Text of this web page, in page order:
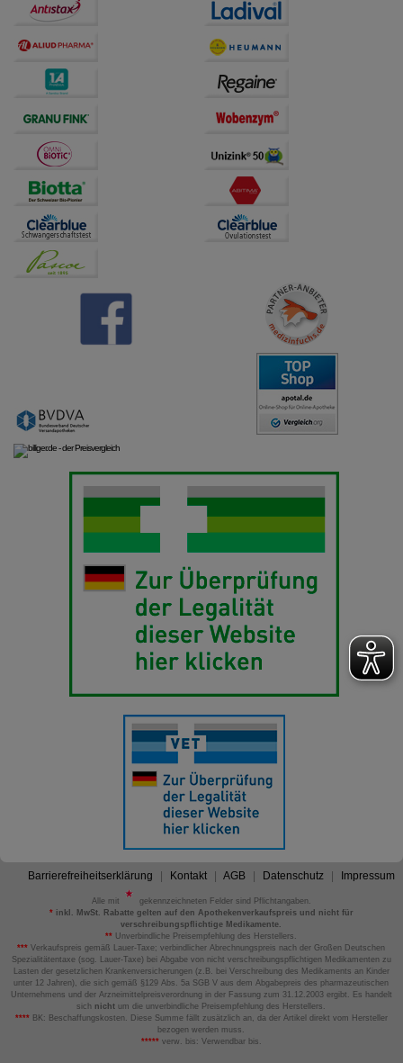
Barrierefreiheitserklärung Kontakt AGB Datenschutz Impressum
Alle mit
gekennzeichneten Felder sind Pflichtangaben.
*inkl. MwSt. Rabatte gelten auf den Apothekenverkaufspreis und nicht für
verschreibungspflichtige Medikamente.
** Unverbindliche Preisempfehlung des Herstellers.
*** Verkaufspreis gemäß Lauer-Taxe; verbindlicher Abrechnungspreis nach der Großen Deutschen
Spezialitätentaxe (sog. Lauer-Taxe) bei Abgabe von nicht verschreibungspflichtigen Medikamenten zu
Lasten der gesetzlichen Krankenversicherungen (z.B. bei Verschreibung des Medikaments an Kinder
unter 12 Jahren), die sich gemäß §129 Abs. 5a SGB V aus dem Abgabepreis des pharmazeutischen
Unternehmens und der Arzneimittelpreisverordnung in der Fassung zum 31.12.2003 ergibt. Es handelt
sich nicht um die unverbindliche Preisempfehlung des Herstellers.
****BK: Beschaffungskosten. Diese Summe fällt zusätzlich an, da der Artikel direkt vom Hersteller
bezogen werden muss.
*****verw. bis: Verwendbar bis.